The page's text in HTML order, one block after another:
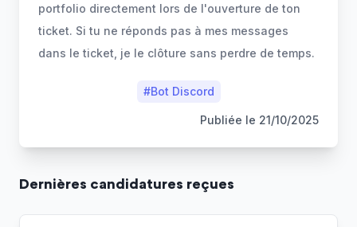
portfolio directement lors de l'ouverture de ton
ticket. Si tu ne réponds pas à mes messages
dans le ticket, je le clôture sans perdre de temps.
#Bot Discord
Publiée le 21/10/2025
Dernières candidatures reçues